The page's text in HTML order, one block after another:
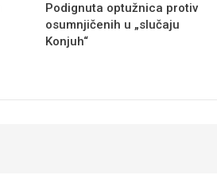
Podignuta optužnica protiv
osumnjičenih u „slučaju
Konjuh“